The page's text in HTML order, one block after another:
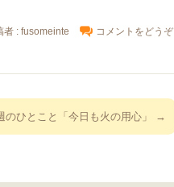
者 : fusomeinte コメントをどうぞ
のひとこと「今日も火の用心」 →